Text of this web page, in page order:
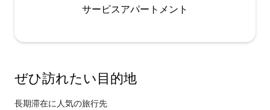
サービスアパートメント
ぜひ訪⁠れ⁠た⁠い目⁠的⁠地
長期滞在に人気の旅行先